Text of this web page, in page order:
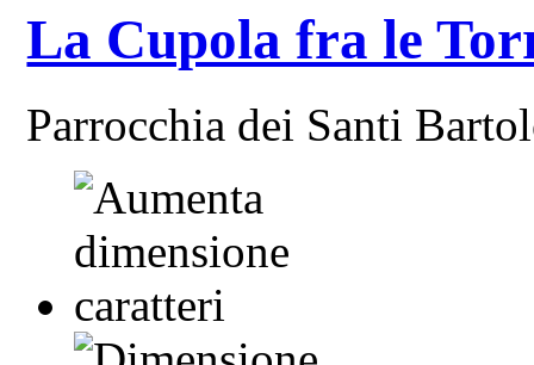
La Cupola fra le
Parrocchia dei Santi